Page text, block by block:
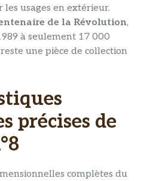
usages en extérieur.
de la Révolution,
à seulement 17 000
une pièce de collection
précises de
complètes du